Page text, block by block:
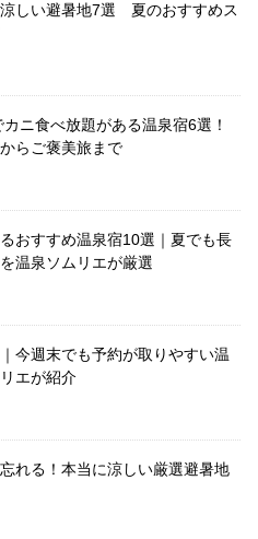
涼しい避暑地7選 夏のおすすめス
カニ食べ放題がある温泉宿6選！
らご褒美旅まで
おすすめ温泉宿10選｜夏でも長
温泉ソムリエが厳選
今週末でも予約が取りやすい温
エが紹介
忘れる！本当に涼しい厳選避暑地